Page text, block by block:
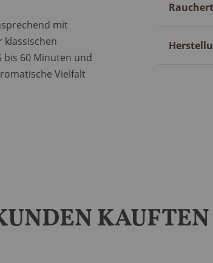
mit
klassischen
bis 60 Minuten und
Vielfalt